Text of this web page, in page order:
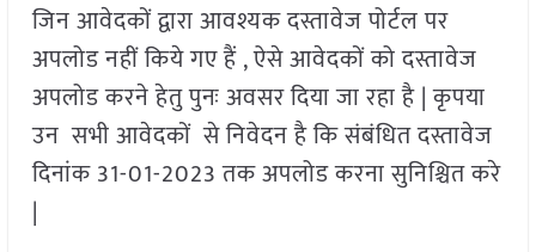
जिन आवेदकों द्वारा आवश्यक दस्तावेज पोर्टल पर
अपलोड नहीं किये गए हैं , ऐसे आवेदकों को दस्तावेज
अपलोड करने हेतु पुनः अवसर दिया जा रहा है | कृपया
उन सभी आवेदकों से निवेदन है कि संबंधित दस्तावेज
दिनांक 31-01-2023 तक अपलोड करना सुनिश्चित करे
|